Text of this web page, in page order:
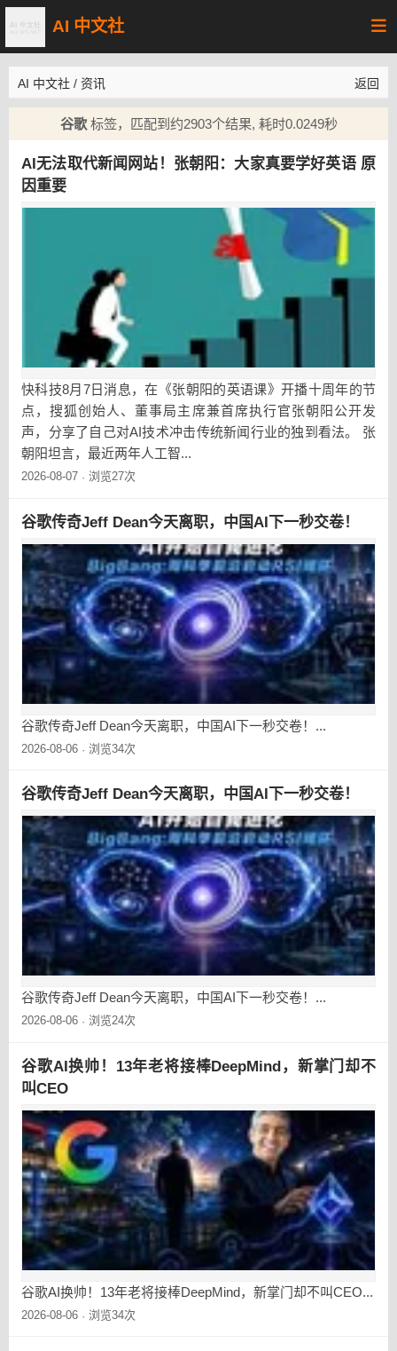
AI 中文社
AI 中文社 / 资讯 返回
谷歌标签，匹配到约2903个结果, 耗时0.0249秒
AI无法取代新闻网站！张朝阳：大家真要学好英语 原
因重要
快科技8月7日消息，在《张朝阳的英语课》开播十周年的节
点，搜狐创始人、董事局主席兼首席执行官张朝阳公开发
声，分享了自己对AI技术冲击传统新闻行业的独到看法。 张
朝阳坦言，最近两年人工智...
2026-08-07 · 浏览27次
谷歌传奇Jeff Dean今天离职，中国AI下一秒交卷！
谷歌传奇Jeff Dean今天离职，中国AI下一秒交卷！...
2026-08-06 · 浏览34次
谷歌传奇Jeff Dean今天离职，中国AI下一秒交卷！
谷歌传奇Jeff Dean今天离职，中国AI下一秒交卷！...
2026-08-06 · 浏览24次
谷歌AI换帅！13年老将接棒DeepMind，新掌门却不
叫CEO
谷歌AI换帅！13年老将接棒DeepMind，新掌门却不叫CEO...
2026-08-06 · 浏览34次